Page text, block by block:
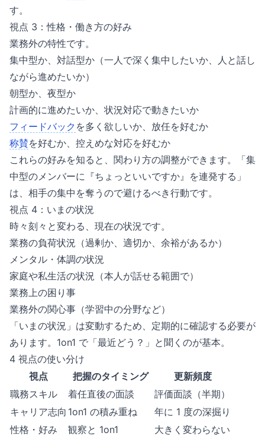
す。
視点 3：性格・働き方の好み
業務外の特性です。
集中型か、対話型か（一人で深く集中したいか、人と話し
ながら進めたいか）
朝型か、夜型か
計画的に進めたいか、状況対応で動きたいか
フィードバック を多く欲しいか、放任を好むか
称賛を好むか、控えめな対応を好むか
これらの好みを知ると、関わり方の調整ができます。「集
中型のメンバーに『ちょっといいですか』を連発する」
は、相手の集中を奪うので避けるべき行動です。
視点 4：いまの状況
時々刻々と変わる、現在の状況です。
業務の負荷状況（過剰か、適切か、余裕があるか）
メンタル・体調の状況
家庭や私生活の状況（本人が話せる範囲で）
業務上の困り事
業務外の関心事（学習中の分野など）
「いまの状況」は変動するため、定期的に確認する必要が
あります。1on1 で「最近どう？」と聞くのが基本。
4 視点の使い分け
視点
把握のタイミング
更新頻度
職務スキル
着任直後の面談
評価面談（半期）
キャリア志向 1on1 の積み重ね
年に 1 度の深掘り
性格・好み
観察と 1on1
大きく変わらない